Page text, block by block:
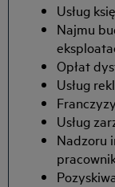
Usług
Najmu
Opłat
Usług
Franczyzy
Usług
Nadzoru